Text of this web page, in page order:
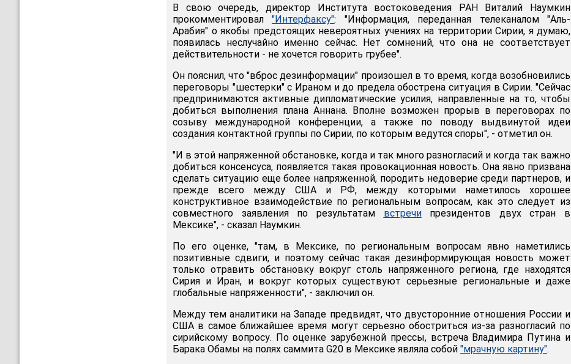
В свою очередь, директор Института востоковедения РАН Виталий Наумкин
прокомментировал"Интерфаксу": "Информация, переданная телеканалом "Аль-
Арабия" о якобы предстоящих невероятных учениях на территории Сирии, я думаю,
появилась неслучайно именно сейчас. Нет сомнений, что она не соответствует
действительности - не хочется говорить грубее".
Он пояснил, что "вброс дезинформации" произошел в то время, когда возобновились
переговоры "шестерки" с Ираном и до предела обострена ситуация в Сирии. "Сейчас
предпринимаются активные дипломатические усилия, направленные на то, чтобы
добиться выполнения плана Аннана. Вполне возможен прорыв в переговорах по
созыву международной конференции, а также по поводу выдвинутой идеи
создания контактной группы по Сирии, по которым ведутся споры", - отметил он.
"И в этой напряженной обстановке, когда и так много разногласий и когда так важно
добиться консенсуса, появляется такая провокационная новость. Она явно призвана
сделать ситуацию еще более напряженной, породить недоверие среди партнеров, и
прежде всего между США и РФ, между которыми наметилось хорошее
конструктивное взаимодействие по региональным вопросам, как это следует из
совместного заявления по результатам встречипрезидентов двух стран в
Мексике", - сказал Наумкин.
По его оценке, "там, в Мексике, по региональным вопросам явно наметились
позитивные сдвиги, и поэтому сейчас такая дезинформирующая новость может
только отравить обстановку вокруг столь напряженного региона, где находятся
Сирия и Иран, и вокруг которых существуют серьезные региональные и даже
глобальные напряженности", - заключил он.
Между тем аналитики на Западе предвидят, что двусторонние отношения России и
США в самое ближайшее время могут серьезно обостриться из-за разногласий по
сирийскому вопросу. По оценке зарубежной прессы, встреча Владимира Путина и
Барака Обамы на полях саммита G20 в Мексике являла собой "мрачную картину".